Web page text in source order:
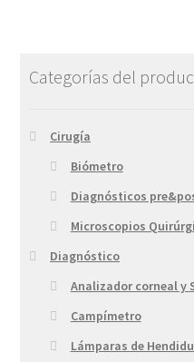
Categorías del
Cirugía
Biómetro
Diagnósticos
Microscopios
Diagnóstico
Analizador corneal y
Campímetro
Lámparas de